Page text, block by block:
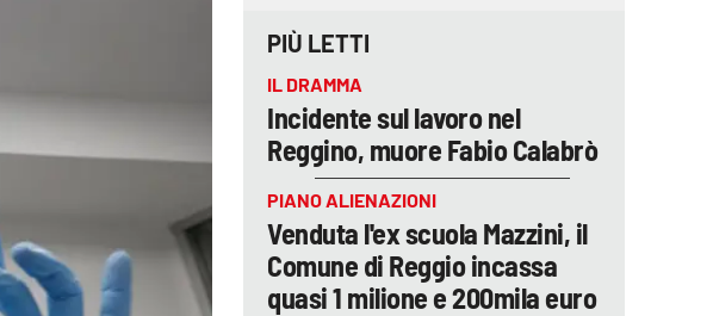
PIÙ LETTI
IL DRAMMA
Incidente sul lavoro nel
Reggino, muore Fabio Calabrò
PIANO ALIENAZIONI
Venduta l'ex scuola Mazzini, il
Comune di Reggio incassa
quasi 1 milione e 200mila euro